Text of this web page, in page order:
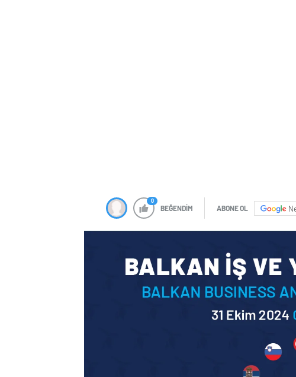
0
BEĞENDİM ABONE OL